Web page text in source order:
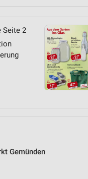
Seite 2
Gemünden